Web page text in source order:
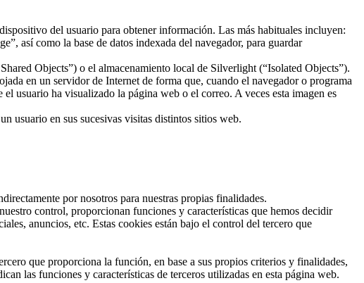
del usuario para obtener información. Las más habituales incluyen:
así como la base de datos indexada del navegador, para guardar
Objects”) o el almacenamiento local de Silverlight (“Isolated Objects”).
en un servidor de Internet de forma que, cuando el navegador o programa
usuario ha visualizado la página web o el correo. A veces esta imagen es
usuario en sus sucesivas visitas distintos sitios web.
por nosotros para nuestras propias finalidades.
control, proporcionan funciones y características que hemos decidir
anuncios, etc. Estas cookies están bajo el control del tercero que
que proporciona la función, en base a sus propios criterios y finalidades,
las funciones y características de terceros utilizadas en esta página web.